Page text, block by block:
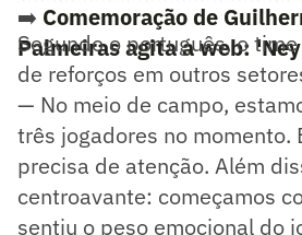
➡️ Comemoração de
Palmeiras agita a web:
Segundo o português, o
de reforços em outros
— No meio de campo,
três jogadores no momento.
precisa de atenção. Além
centroavante: começamos
sentiu o peso emocional do